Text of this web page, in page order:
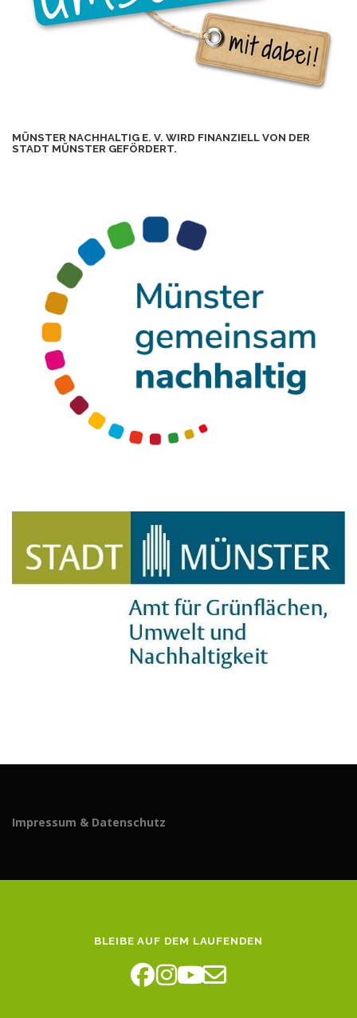
MÜNSTER NACHHALTIG E. V. WIRD FINANZIELL VON DER
STADT MÜNSTER GEFÖRDERT.
Impressum & Datenschutz
BLEIBE AUF DEM LAUFENDEN